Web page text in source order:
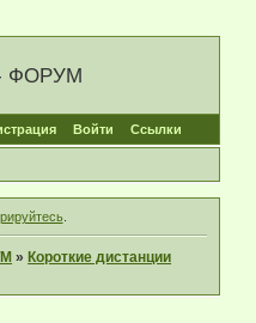
- ФОРУМ
Войти Ссылки
.
» Короткие дистанции